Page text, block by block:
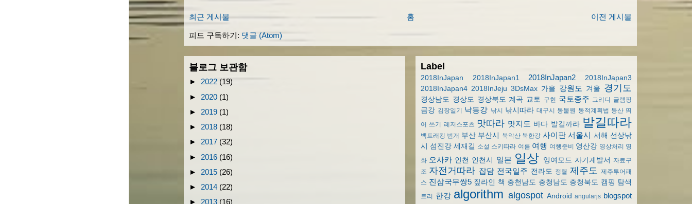
최근 게시물 이전 게시물
홈
피드 구독하기: 댓글 (Atom)
블로그 보관함
► 2022 (19)
► 2020 (1)
► 2019 (1)
► 2018 (18)
► 2017 (32)
► 2016 (16)
► 2015 (26)
► 2014 (22)
► 2013 (16)
Label
2018InJapan 2018InJapan1 2018InJapan2
2018InJapan3
2018InJapan4 2018InJeju 3DsMax 가을 강원도 겨울 경기도
경상남도 경상도 경상북도 계곡 교토 구현 국토종주 그리디 글램핑
금강 김장일기 낙동강 낚시 낚시따라 대구시 동물원 동적계획법 등산 띄
어 쓰기 레저스포츠 맛따라 맛지도 바다 발길까라 발길따라
백트래킹 번개 부산 부산시 북악산 북한강 사이판 서울시 서해 선상낚
시
섬진강 세재길 소설 스키따라 여름 여행 여행준비 영산강 영상처리 영
화 오사카 인천 인천시 일본 일상 잉여모드 자기계발서
자료구
조 자전거따라 잡담 전국일주 전라도 정렬 제주도
제주투어패
스 진삼국무쌍5 짚라인 책 충천남도 충청남도 충청북도 캠핑 탐색
트리 한강 algorithm algospot Android angularjs blogspot